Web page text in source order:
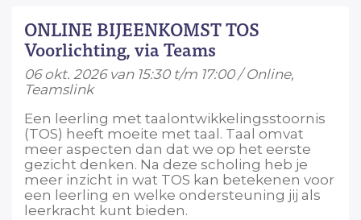
ONLINE BIJEENKOMST TOS
Voorlichting, via Teams
06 okt. 2026 van 15:30 t/m 17:00 / Online,
Teamslink
Een leerling met taalontwikkelingsstoornis
(TOS) heeft moeite met taal. Taal omvat
meer aspecten dan dat we op het eerste
gezicht denken. Na deze scholing heb je
meer inzicht in wat TOS kan betekenen voor
een leerling en welke ondersteuning jij als
leerkracht kunt bieden.